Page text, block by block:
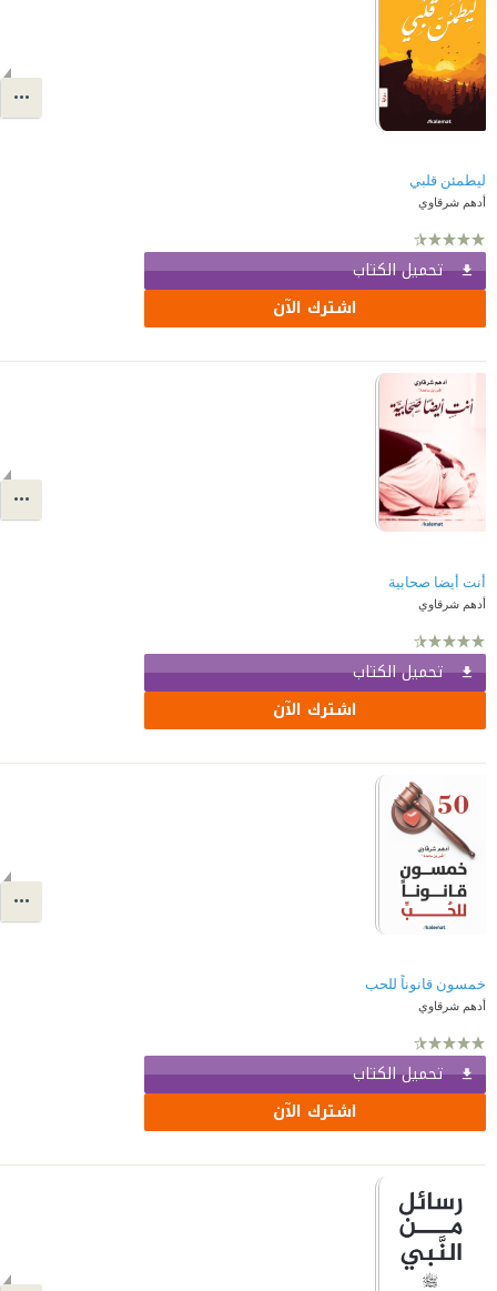
ليطمئن قلبي
أدهم شرقاوي
تحميل الكتاب
اشترك الآن
أنت أيضا صحابية
أدهم شرقاوي
تحميل الكتاب
اشترك الآن
خمسون قانوناً للحب
أدهم شرقاوي
تحميل الكتاب
اشترك الآن